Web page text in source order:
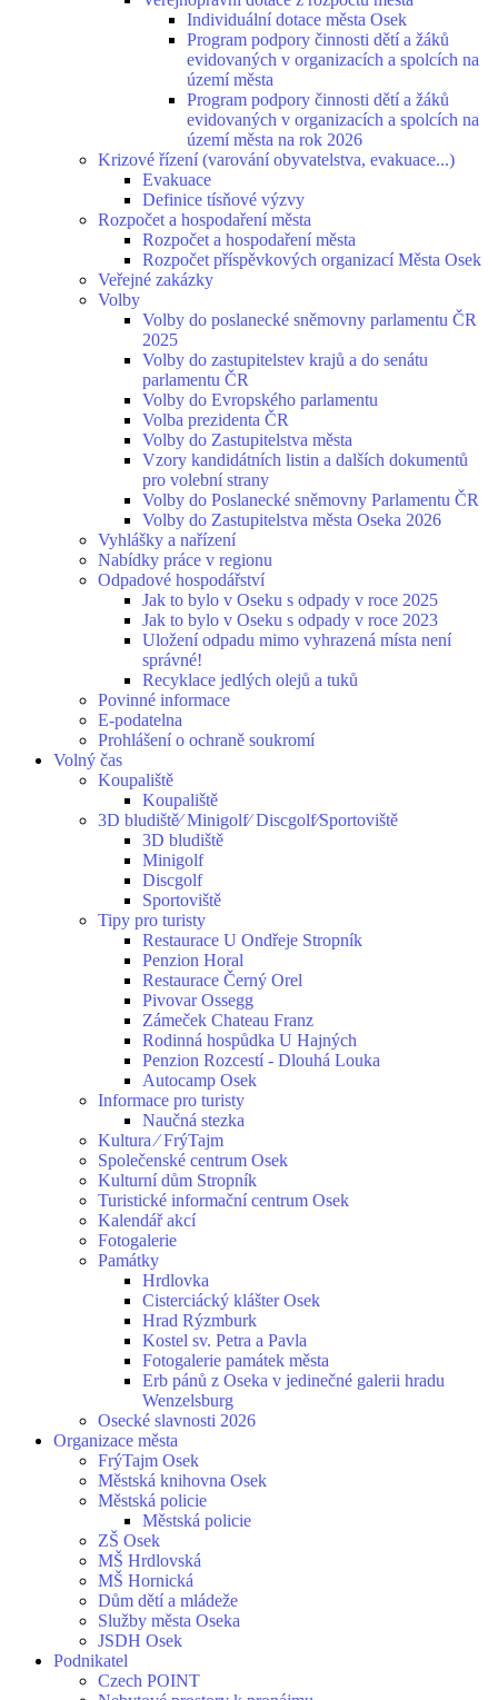
Individuální dotace města Osek
Program podpory činnosti dětí a žáků
evidovaných v organizacích a spolcích na
území města
Program podpory činnosti dětí a žáků
evidovaných v organizacích a spolcích na
území města na rok 2026
Krizové řízení (varování obyvatelstva, evakuace...)
Evakuace
Definice tísňové výzvy
Rozpočet a hospodaření města
Rozpočet a hospodaření města
Rozpočet příspěvkových organizací Města Osek
Veřejné zakázky
Volby
Volby do poslanecké sněmovny parlamentu ČR
2025
Volby do zastupitelstev krajů a do senátu
parlamentu ČR
Volby do Evropského parlamentu
Volba prezidenta ČR
Volby do Zastupitelstva města
Vzory kandidátních listin a dalších dokumentů
pro volební strany
Volby do Poslanecké sněmovny Parlamentu ČR
Volby do Zastupitelstva města Oseka 2026
Vyhlášky a nařízení
Nabídky práce v regionu
Odpadové hospodářství
Jak to bylo v Oseku s odpady v roce 2025
Jak to bylo v Oseku s odpady v roce 2023
Uložení odpadu mimo vyhrazená místa není
správné!
Recyklace jedlých olejů a tuků
Povinné informace
E-podatelna
Prohlášení o ochraně soukromí
Volný čas
Koupaliště
Koupaliště
3D bludiště⁄ Minigolf⁄ Discgolf⁄Sportoviště
3D bludiště
Minigolf
Discgolf
Sportoviště
Tipy pro turisty
Restaurace U Ondřeje Stropník
Penzion Horal
Restaurace Černý Orel
Pivovar Ossegg
Zámeček Chateau Franz
Rodinná hospůdka U Hajných
Penzion Rozcestí - Dlouhá Louka
Autocamp Osek
Informace pro turisty
Naučná stezka
Kultura ⁄ FrýTajm
Společenské centrum Osek
Kulturní dům Stropník
Turistické informační centrum Osek
Kalendář akcí
Fotogalerie
Památky
Hrdlovka
Cisterciácký klášter Osek
Hrad Rýzmburk
Kostel sv. Petra a Pavla
Fotogalerie památek města
Erb pánů z Oseka v jedinečné galerii hradu
Wenzelsburg
Osecké slavnosti 2026
Organizace města
FrýTajm Osek
Městská knihovna Osek
Městská policie
Městská policie
ZŠ Osek
MŠ Hrdlovská
MŠ Hornická
Dům dětí a mládeže
Služby města Oseka
JSDH Osek
Podnikatel
Czech POINT